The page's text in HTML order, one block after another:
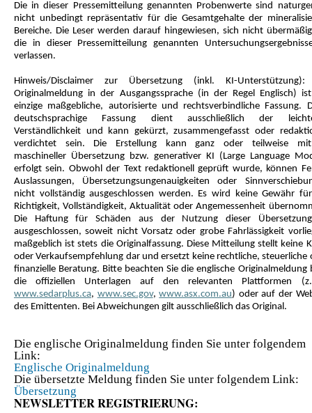
Die in dieser Pressemitteilung genannten Probenwerte sind
nicht unbedingt repräsentativ für die Gesamtgehalte der
Bereiche. Die Leser werden darauf hingewiesen, sich nicht
die in dieser Pressemitteilung genannten
verlassen.
Hinweis/Disclaimer zur Übersetzung (inkl. KI-Unterstützung):
Originalmeldung in der Ausgangssprache (in der Regel Englisch)
einzige maßgebliche, autorisierte und rechtsverbindliche Fassung.
deutschsprachige Fassung dient ausschließlich der
Verständlichkeit und kann gekürzt, zusammengefasst oder
verdichtet sein. Die Erstellung kann ganz oder teilweise
maschineller Übersetzung bzw. generativer KI (Large Language
erfolgt sein. Obwohl der Text redaktionell geprüft wurde, können
Auslassungen, Übersetzungsungenauigkeiten oder
nicht vollständig ausgeschlossen werden. Es wird keine Gewähr
Richtigkeit, Vollständigkeit, Aktualität oder Angemessenheit
Die Haftung für Schäden aus der Nutzung dieser
ausgeschlossen, soweit nicht Vorsatz oder grobe Fahrlässigkeit
maßgeblich ist stets die Originalfassung. Diese Mitteilung stellt keine
oder Verkaufsempfehlung dar und ersetzt keine rechtliche, steuerliche
finanzielle Beratung. Bitte beachten Sie die englische Originalmeldung
die offiziellen Unterlagen auf den relevanten Plattformen
www.sedarplus.ca, www.sec.gov,www.asx.com.au) oder auf der
des Emittenten. Bei Abweichungen gilt ausschließlich das Original.
Die englische Originalmeldung finden Sie unter folgendem
Link:
Englische Originalmeldung
Die übersetzte Meldung finden Sie unter folgendem Link:
Übersetzung
NEWSLETTER REGISTRIERUNG: